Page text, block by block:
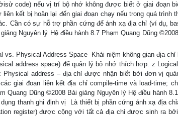
code) nếu vị trí bộ nhớ không được biết ở giai đoạn
kết bị hoãn lại đến giai đoạn chạy nếu trong quá trình
Cần có sự hỗ trợ phần cứng để ánh xạ địa chỉ (ví dụ,
Nguyên lý Hệ điều hành 8.7 Phạm Quang Dũng
Physical Address Space  Khái niệm không gian địa chỉ
address space) để quản lý bộ nhớ thích hợp. z
address – địa chỉ được nhận biết bởi đơn vị
giai đoạn liên kết địa chỉ compile-time và load-time;
Quang Dũng ©2008 Bài giảng Nguyên lý Hệ điều hành
thanh ghi định vị  Là thiết bị phần cứng ánh xạ địa
register) được cộng với tất cả địa chỉ được sinh ra